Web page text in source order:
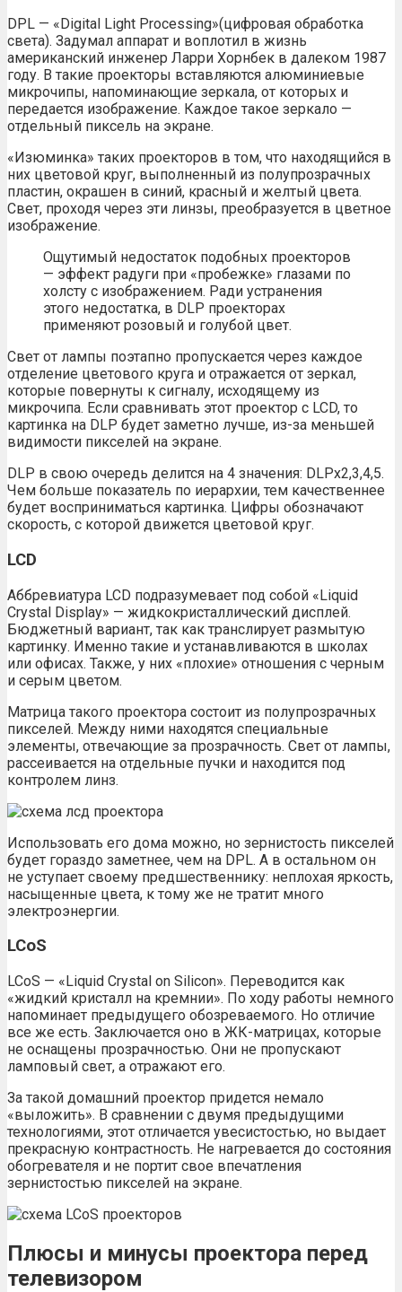
DPL — «Digital Light Processing»(цифровая обработка
света). Задумал аппарат и воплотил в жизнь
американский инженер Ларри Хорнбек в далеком 1987
году. В такие проекторы вставляются алюминиевые
микрочипы, напоминающие зеркала, от которых и
передается изображение. Каждое такое зеркало —
отдельный пиксель на экране.
«Изюминка» таких проекторов в том, что находящийся в
них цветовой круг, выполненный из полупрозрачных
пластин, окрашен в синий, красный и желтый цвета.
Свет, проходя через эти линзы, преобразуется в цветное
изображение.
Ощутимый недостаток подобных проекторов
— эффект радуги при «пробежке» глазами по
холсту с изображением. Ради устранения
этого недостатка, в DLP проекторах
применяют розовый и голубой цвет.
Свет от лампы поэтапно пропускается через каждое
отделение цветового круга и отражается от зеркал,
которые повернуты к сигналу, исходящему из
микрочипа. Если сравнивать этот проектор с LCD, то
картинка на DLP будет заметно лучше, из-за меньшей
видимости пикселей на экране.
DLP в свою очередь делится на 4 значения: DLPx2,3,4,5.
Чем больше показатель по иерархии, тем качественнее
будет восприниматься картинка. Цифры обозначают
скорость, с которой движется цветовой круг.
LCD
Аббревиатура LCD подразумевает под собой «Liquid
Crystal Display» — жидкокристаллический дисплей.
Бюджетный вариант, так как транслирует размытую
картинку. Именно такие и устанавливаются в школах
или офисах. Также, у них «плохие» отношения с черным
и серым цветом.
Матрица такого проектора состоит из полупрозрачных
пикселей. Между ними находятся специальные
элементы, отвечающие за прозрачность. Свет от лампы,
рассеивается на отдельные пучки и находится под
контролем линз.
Использовать его дома можно, но зернистость пикселей
будет гораздо заметнее, чем на DPL. А в остальном он
не уступает своему предшественнику: неплохая яркость,
насыщенные цвета, к тому же не тратит много
электроэнергии.
LCoS
LCoS — «Liquid Crystal on Silicon». Переводится как
«жидкий кристалл на кремнии». По ходу работы немного
напоминает предыдущего обозреваемого. Но отличие
все же есть. Заключается оно в ЖК-матрицах, которые
не оснащены прозрачностью. Они не пропускают
ламповый свет, а отражают его.
За такой домашний проектор придется немало
«выложить». В сравнении с двумя предыдущими
технологиями, этот отличается увесистостью, но выдает
прекрасную контрастность. Не нагревается до состояния
обогревателя и не портит свое впечатления
зернистостью пикселей на экране.
Плюсы и минусы проектора перед
телевизором